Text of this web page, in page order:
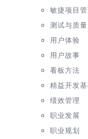
敏捷项目
测试与质量
用户体验
用户故事
看板方法
精益开发
绩效管理
职业发展
职业规划